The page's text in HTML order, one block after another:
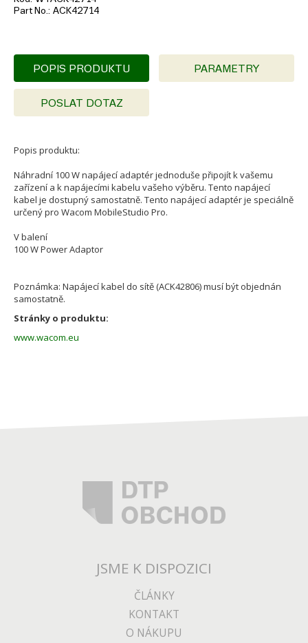
Part No. ACK42714
POPIS PRODUKTU PARAMETRY
POSLAT DOTAZ
Popis produktu:
Náhradní 100 W napájecí adaptér jednoduše připojít k vašemu
zařízení a k napájecími kabelu vašeho výběru. Tento napájecí
kabel je dostupný samostatně. Tento napájecí adaptér je speciálně
určený pro Wacom MobileStudio Pro.
V balení
100 W Power Adaptor
Poznámka: Napájecí kabel do sítě (ACK42806) musí být objednán
samostatně.
Stránky o produktu:
www.wacom.eu
JSME K DISPOZICI
ČLÁNKY
KONTAKT
O NÁKUPU